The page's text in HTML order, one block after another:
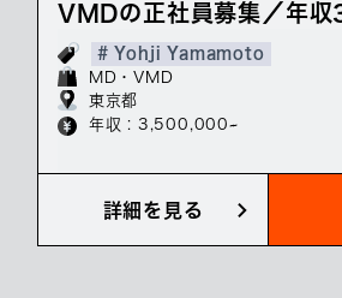
VMDの正社員募集／年
# Yohji Yamamoto
MD・VMD
東京都
年収 : 3,500,000~
詳細を見る